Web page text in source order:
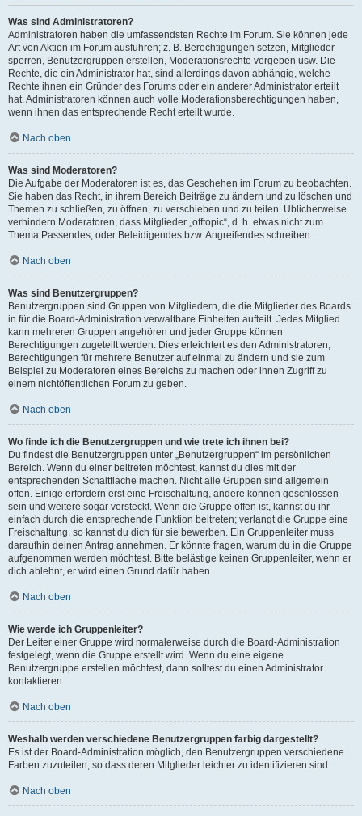
Was sind Administratoren?
Administratoren haben die umfassendsten Rechte im Forum. Sie können jede
Art von Aktion im Forum ausführen; z. B. Berechtigungen setzen, Mitglieder
sperren, Benutzergruppen erstellen, Moderationsrechte vergeben usw. Die
Rechte, die ein Administrator hat, sind allerdings davon abhängig, welche
Rechte ihnen ein Gründer des Forums oder ein anderer Administrator erteilt
hat. Administratoren können auch volle Moderationsberechtigungen haben,
wenn ihnen das entsprechende Recht erteilt wurde.
Nach oben
Was sind Moderatoren?
Die Aufgabe der Moderatoren ist es, das Geschehen im Forum zu beobachten.
Sie haben das Recht, in ihrem Bereich Beiträge zu ändern und zu löschen und
Themen zu schließen, zu öffnen, zu verschieben und zu teilen. Üblicherweise
verhindern Moderatoren, dass Mitglieder „offtopic“, d. h. etwas nicht zum
Thema Passendes, oder Beleidigendes bzw. Angreifendes schreiben.
Nach oben
Was sind Benutzergruppen?
Benutzergruppen sind Gruppen von Mitgliedern, die die Mitglieder des Boards
in für die Board-Administration verwaltbare Einheiten aufteilt. Jedes Mitglied
kann mehreren Gruppen angehören und jeder Gruppe können
Berechtigungen zugeteilt werden. Dies erleichtert es den Administratoren,
Berechtigungen für mehrere Benutzer auf einmal zu ändern und sie zum
Beispiel zu Moderatoren eines Bereichs zu machen oder ihnen Zugriff zu
einem nichtöffentlichen Forum zu geben.
Nach oben
Wo finde ich die Benutzergruppen und wie trete ich ihnen bei?
Du findest die Benutzergruppen unter „Benutzergruppen“ im persönlichen
Bereich. Wenn du einer beitreten möchtest, kannst du dies mit der
entsprechenden Schaltfläche machen. Nicht alle Gruppen sind allgemein
offen. Einige erfordern erst eine Freischaltung, andere können geschlossen
sein und weitere sogar versteckt. Wenn die Gruppe offen ist, kannst du ihr
einfach durch die entsprechende Funktion beitreten; verlangt die Gruppe eine
Freischaltung, so kannst du dich für sie bewerben. Ein Gruppenleiter muss
daraufhin deinen Antrag annehmen. Er könnte fragen, warum du in die Gruppe
aufgenommen werden möchtest. Bitte belästige keinen Gruppenleiter, wenn er
dich ablehnt, er wird einen Grund dafür haben.
Nach oben
Wie werde ich Gruppenleiter?
Der Leiter einer Gruppe wird normalerweise durch die Board-Administration
festgelegt, wenn die Gruppe erstellt wird. Wenn du eine eigene
Benutzergruppe erstellen möchtest, dann solltest du einen Administrator
kontaktieren.
Nach oben
Weshalb werden verschiedene Benutzergruppen farbig dargestellt?
Es ist der Board-Administration möglich, den Benutzergruppen verschiedene
Farben zuzuteilen, so dass deren Mitglieder leichter zu identifizieren sind.
Nach oben